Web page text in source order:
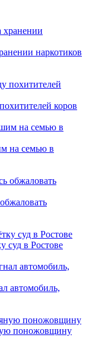
наркотиков
коров
на семью в
суд в Ростове
автомобиль,
поножовщину